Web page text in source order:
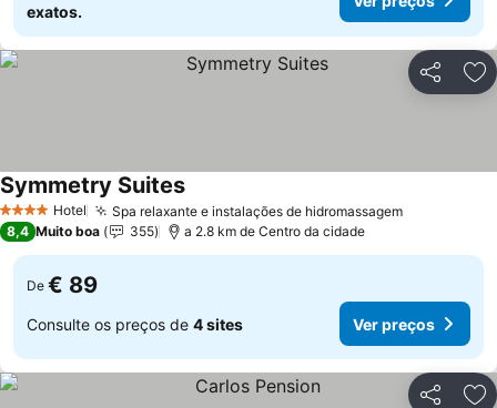
exatos.
Partilhar
4 EstrelasHotel Spa relaxante e instalações de hidromassagemVer preços
Symmetry SuitesVer preços
8,4 Muito boa 355 a 2.8 km de Centro da cidade
De € 89
Consulte os preços de 4 sites Ver preços